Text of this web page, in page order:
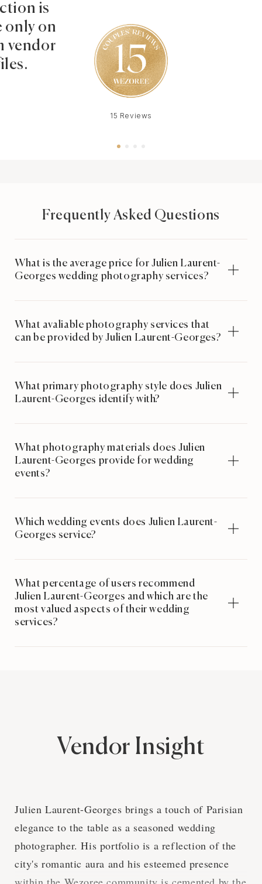
is
only on
vendor
15 Reviews
Frequently Asked Questions
What is the average price for Julien Laurent-
Georges wedding photography services?
What avaliable photography services that
can be provided by Julien Laurent-Georges?
What primary photography style does Julien
Laurent-Georges identify with?
What photography materials does Julien
Laurent-Georges provide for wedding
events?
Which wedding events does Julien Laurent-
Georges service?
What percentage of users recommend
Julien Laurent-Georges and which are the
most valued aspects of their wedding
services?
Vendor Insight
Julien Laurent-Georges brings a touch of Parisian
elegance to the table as a seasoned wedding
photographer. His portfolio is a reflection of the
city's romantic aura and his esteemed presence